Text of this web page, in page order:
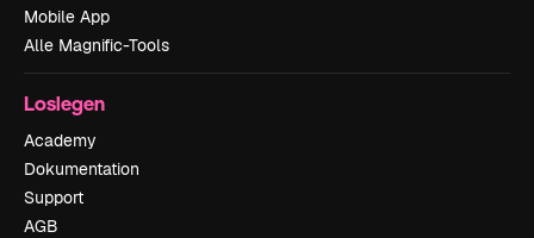
Mobile App
Alle Magnific-Tools
Loslegen
Academy
Dokumentation
Support
AGB